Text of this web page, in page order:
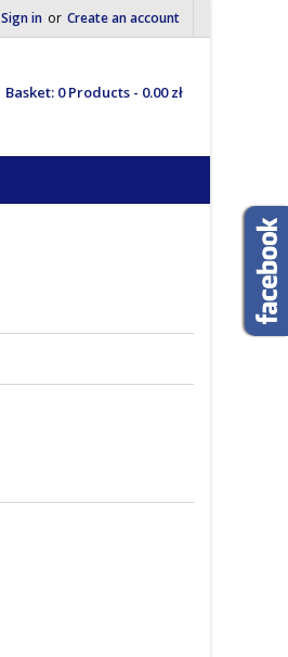
Sign in or Create an account
Basket: 0Products - 0.00 zł